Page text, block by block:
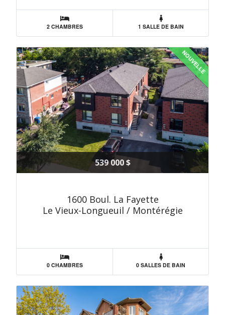
2 CHAMBRES 1 SALLE DE BAIN
NOUVELLE
539 000 $
1600 Boul. La Fayette
Le Vieux-Longueuil / Montérégie
0 CHAMBRES 0 SALLES DE BAIN